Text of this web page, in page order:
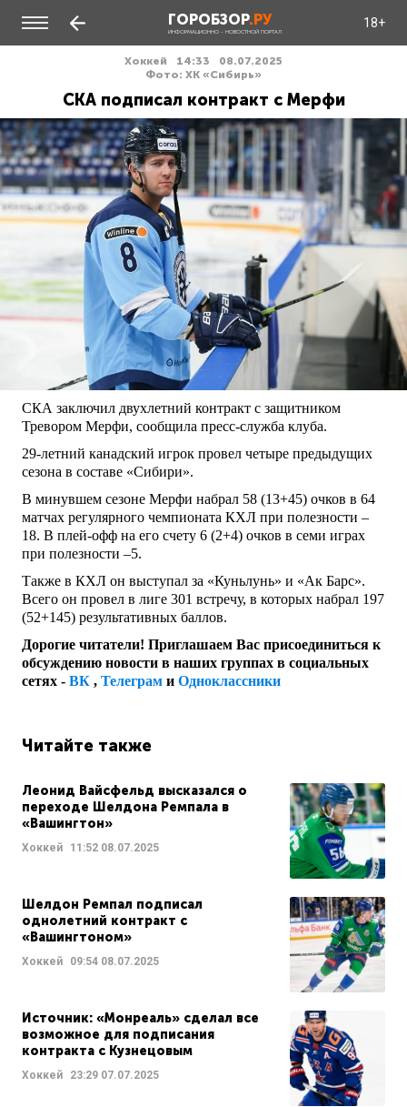
ГОРОБЗОР.РУ
ИНФОРМАЦИОННО - НОВОСТНОЙ ПОРТАЛ
18+
Хоккей 14:33
08.07.2025
Фото: ХК «Сибирь»
СКА подписал контракт с Мерфи
СКА заключил двухлетний контракт с защитником
Тревором Мерфи, сообщила пресс-служба клуба.
29-летний канадский игрок провел четыре предыдущих
сезона в составе «Сибири».
В минувшем сезоне Мерфи набрал 58 (13+45) очков в 64
матчах регулярного чемпионата КХЛ при полезности –
18. В плей-офф на его счету 6 (2+4) очков в семи играх
при полезности –5.
Также в КХЛ он выступал за «Куньлунь» и «Ак Барс».
Всего он провел в лиге 301 встречу, в которых набрал 197
(52+145) результативных баллов.
Дорогие читатели! Приглашаем Вас присоединиться к
обсуждению новости в наших группах в социальных
сетях - ВК , Телеграм и Одноклассники
Читайте также
Леонид Вайсфельд высказался о
переходе Шелдона Ремпала в
«Вашингтон»
Хоккей 11:52 08.07.2025
Шелдон Ремпал подписал
однолетний контракт с
«Вашингтоном»
Хоккей 09:54 08.07.2025
Источник: «Монреаль» сделал все
возможное для подписания
контракта с Кузнецовым
Хоккей 23:29 07.07.2025